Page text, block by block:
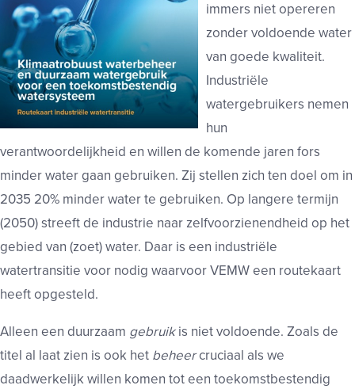
immers niet opereren
zonder voldoende water
van goede kwaliteit.
Industriële
watergebruikers nemen
hun
verantwoordelijkheid en willen de komende jaren fors
minder water gaan gebruiken. Zij stellen zich ten doel om in
2035 20% minder water te gebruiken. Op langere termijn
(2050) streeft de industrie naar zelfvoorzienendheid op het
gebied van (zoet) water. Daar is een industriële
watertransitie voor nodig waarvoor VEMW een routekaart
heeft opgesteld.
Alleen een duurzaam gebruikis niet voldoende. Zoals de
titel al laat zien is ook het beheercruciaal als we
daadwerkelijk willen komen tot een toekomstbestendig